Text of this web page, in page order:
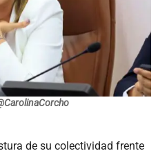
de su colectividad frente